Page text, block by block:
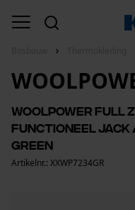
Woolpower Full
functioneel jack /
green
Artikelnr.: XXWP7234GR